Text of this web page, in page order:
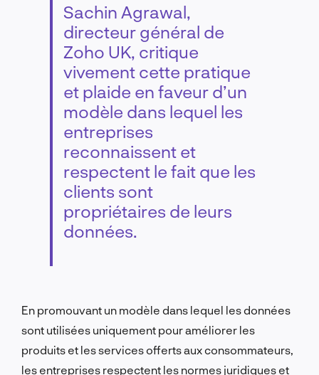
Sachin Agrawal,
directeur général de
Zoho UK, critique
vivement cette pratique
et plaide en faveur d’un
modèle dans lequel les
entreprises
reconnaissent et
respectent le fait que les
clients sont
propriétaires de leurs
données.
En promouvant un modèle dans lequel les données
sont utilisées uniquement pour améliorer les
produits et les services offerts aux consommateurs,
les entreprises respectent les normes juridiques et